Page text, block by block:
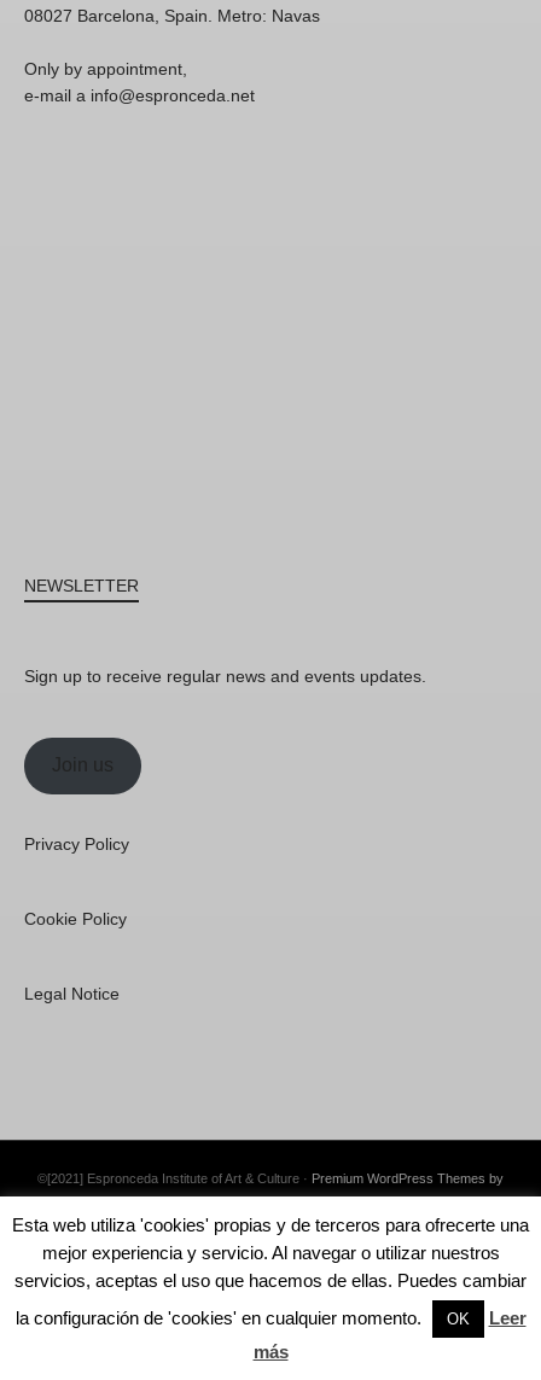
08027 Barcelona, Spain. Metro: Navas
Only by appointment,
e-mail a info@espronceda.net
NEWSLETTER
Sign up to receive regular news and events updates.
Join us
Privacy Policy
Cookie Policy
Legal Notice
©[2021] Espronceda Institute of Art & Culture · Premium WordPress Themes by
Esta web utiliza 'cookies' propias y de terceros para ofrecerte una
mejor experiencia y servicio. Al navegar o utilizar nuestros
servicios, aceptas el uso que hacemos de ellas. Puedes cambiar
la configuración de 'cookies' en cualquier momento.
OK
Leer
más
English